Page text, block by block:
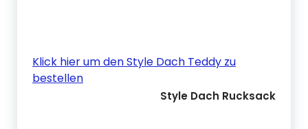
Klick hier um den Style Dach Teddy zu
bestellen
Style Dach Rucksack